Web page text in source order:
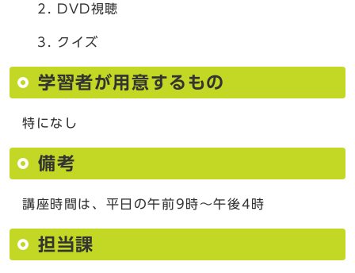
DVD視聴
クイズ
学習者が用意するもの
特になし
備考
講座時間は、平日の午前9時～午後4時
担当課